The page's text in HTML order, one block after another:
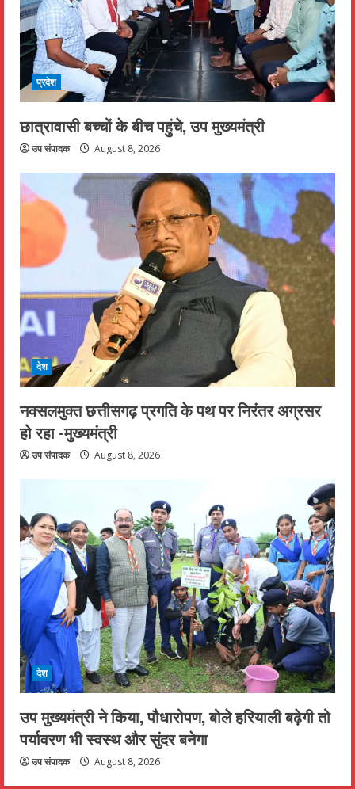
प्रदेश
छात्रावासी बच्चों के बीच पहुंचे, उप मुख्यमंत्री
उप संपादक August 8, 2026
देश
नक्सलमुक्त छत्तीसगढ़ प्रगति के पथ पर निरंतर अग्रसर
हो रहा -मुख्यमंत्री
उप संपादक August 8, 2026
देश
उप मुख्यमंत्री ने किया, पौधारोपण, बोले हरियाली बढ़ेगी तो
पर्यावरण भी स्वस्थ और सुंदर बनेगा
उप संपादक August 8, 2026